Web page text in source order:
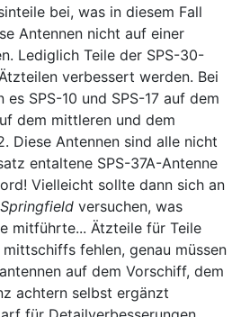
bei, was in diesem Fall
Antennen nicht auf einer
Lediglich Teile der SPS-30-
verbessert werden. Bei
SPS-10 und SPS-17 auf dem
dem mittleren und dem
Diese Antennen sind alle nicht
entaltene SPS-37A-Antenne
Vielleicht sollte dann sich an
Springfield versuchen, was
mitführte... Ätzteile für Teile
fehlen, genau müssen
auf dem Vorschiff, dem
achtern selbst ergänzt